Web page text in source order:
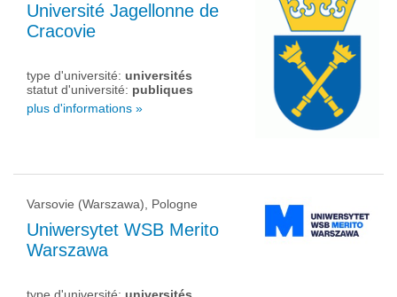
Université Jagellonne de
Cracovie
type d'université: universités
statut d'université: publiques
plus d'informations »
Varsovie (Warszawa), Pologne
Uniwersytet WSB Merito
Warszawa
type d'université: universités